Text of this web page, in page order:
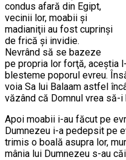
condus afară din Egipt,
vecinii lor, moabii şi
madianiţii au fost cuprinşi
de frică şi invidie.
Nevrând să se bazeze
pe propria lor forţă, aceştia
blesteme poporul evreu.
voia Sa lui Balaam astfel
văzând că Domnul vrea să-
Apoi moabii i-au făcut pe
Dumnezeu i-a pedepsit pe
trimis o boală asupra lor,
mânia lui Dumnezeu s-au